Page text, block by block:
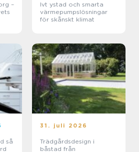
–
Ivt ystad och smarta
värmepumpslösningar
för skånskt klimat
31. juli 2026
Trädgårdsdesign i
båstad från